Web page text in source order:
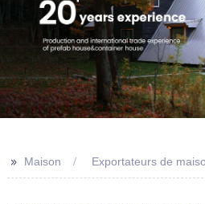
>> Maison Exportateurs de